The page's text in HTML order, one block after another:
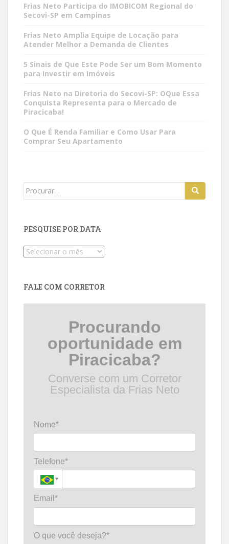
Frias Neto Participa do IMOBICOM Regional do
Secovi-SP em Campinas
Frias Neto Amplia Equipe de Locação para
Atender Melhor a Demanda de Clientes
5 Sinais de Que Este Pode Ser um Bom Momento
para Investir em Imóveis
Frias Neto na Diretoria do Secovi-SP: OQue Essa
Conquista Representa para o Mercado de
Piracicaba!
O Que É Renda Familiar e Como Usar Para
Comprar Seu Apartamento
Search
PESQUISE POR DATA
Pesquise
FALE COM CORRETOR
Procurando
oportunidade em
Piracicaba?
Converse com um Corretor
Especialista da Frias Neto
Nome*
Telefone*
Email*
O que você deseja?*